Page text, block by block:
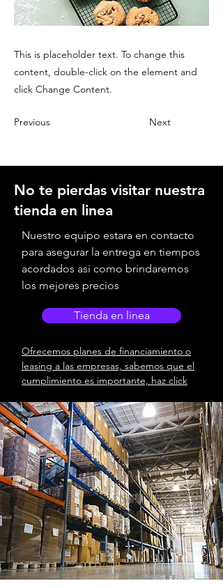
This is placeholder text. To change this
content, double-click on the element and
click Change Content.
Previous Next
No te pierdas visitar nuestra
tienda en linea
Nuestro equipo estara en contacto
para asegurar la entrega en tiempos
acordados asi como brindaremos
los mejores precios
Tienda en linea
Ofrecemos planes de financiamiento o
leasing a las empresas, sabemos que el
cumplimiento es importante, haz click